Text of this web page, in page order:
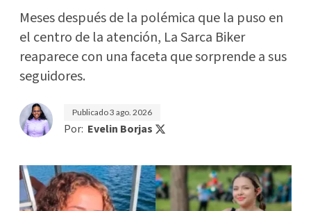
Meses después de la polémica que la puso en
el centro de la atención, La Sarca Biker
reaparece con una faceta que sorprende a sus
seguidores.
Publicado3 ago. 2026
Por: Evelin Borjas